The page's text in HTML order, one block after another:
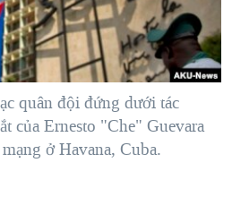
TẠI DẢI GAZA
ĐƯỜNG
quân đội đứng dưới tác
của Ernesto "Che" Guevara
ở Havana, Cuba.